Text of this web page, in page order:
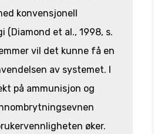
konvensjonell
(Diamond et al., 1998, s.
vil det kunne få en
av systemet. I
på ammunisjon og
øker.